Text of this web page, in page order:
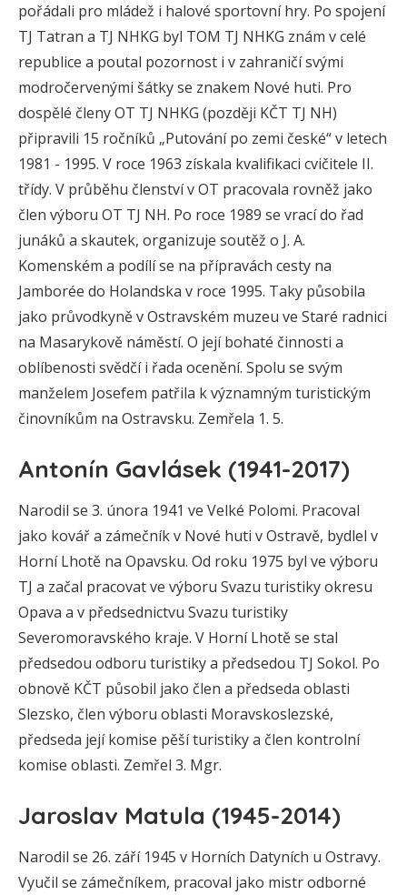
pořádali pro mládež i halové sportovní hry. Po spojení
TJ Tatran a TJ NHKG byl TOM TJ NHKG znám v celé
republice a poutal pozornost i v zahraničí svými
modročervenými šátky se znakem Nové huti. Pro
dospělé členy OT TJ NHKG (později KČT TJ NH)
připravili 15 ročníků „Putování po zemi české“ v letech
1981 - 1995. V roce 1963 získala kvalifikaci cvičitele II.
třídy. V průběhu členství v OT pracovala rovněž jako
člen výboru OT TJ NH. Po roce 1989 se vrací do řad
junáků a skautek, organizuje soutěž o J. A.
Komenském a podílí se na přípravách cesty na
Jamborée do Holandska v roce 1995. Taky působila
jako průvodkyně v Ostravském muzeu ve Staré radnici
na Masarykově náměstí. O její bohaté činnosti a
oblíbenosti svědčí i řada ocenění. Spolu se svým
manželem Josefem patřila k významným turistickým
činovníkům na Ostravsku. Zemřela 1. 5.
Antonín Gavlásek (1941-2017)
Narodil se 3. února 1941 ve Velké Polomi. Pracoval
jako kovář a zámečník v Nové huti v Ostravě, bydlel v
Horní Lhotě na Opavsku. Od roku 1975 byl ve výboru
TJ a začal pracovat ve výboru Svazu turistiky okresu
Opava a v předsednictvu Svazu turistiky
Severomoravského kraje. V Horní Lhotě se stal
předsedou odboru turistiky a předsedou TJ Sokol. Po
obnově KČT působil jako člen a předseda oblasti
Slezsko, člen výboru oblasti Moravskoslezské,
předseda její komise pěší turistiky a člen kontrolní
komise oblasti. Zemřel 3. Mgr.
Jaroslav Matula (1945-2014)
Narodil se 26. září 1945 v Horních Datyních u Ostravy.
Vyučil se zámečníkem, pracoval jako mistr odborné